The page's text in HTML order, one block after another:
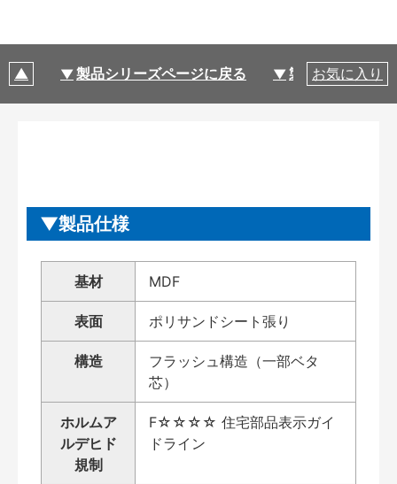
製品シリーズページに戻る 製品仕様
お気に入り
製品仕様
基材 MDF
表面 ポリサンドシート張り
構造
フラッシュ構造（一部ベタ
芯）
ホルムア
ルデヒド
規制
F☆☆☆☆ 住宅部品表示ガイ
ドライン